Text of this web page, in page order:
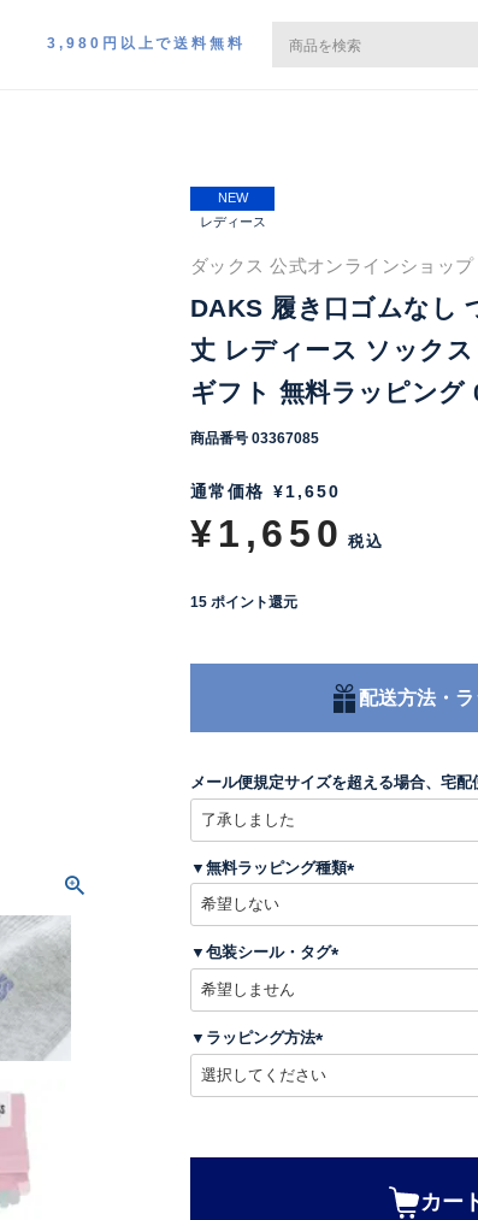
3,980円以上で送料無料
NEW
レディース
ダックス 公式オンラインショッ
DAKS 履き口ゴムなし
丈 レディース ソック
ギフト 無料ラッピング
商品番号 03367085
通常価格 ¥1,650
¥1,650 税込
15 ポイント還元
配送方法・
メール便規定サイズを超える場合、宅配
▼無料ラッピング種類
)
▼包装シール・タグ
)
▼ラッピング方法
カー